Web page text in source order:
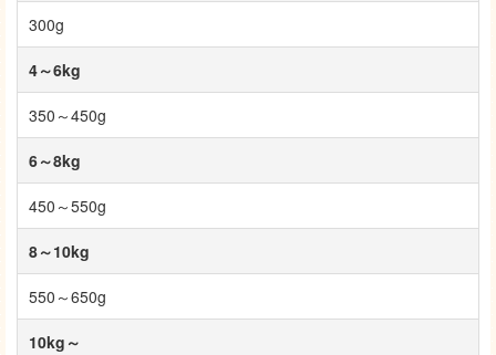
300g
4～6kg
350～450g
6～8kg
450～550g
8～10kg
550～650g
10kg～